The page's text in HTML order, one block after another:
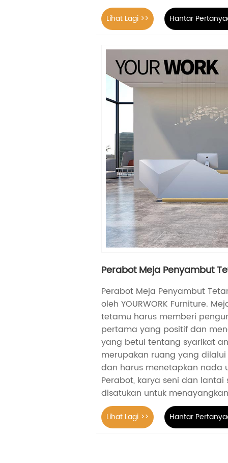
Lihat Lagi >> Hantar
Perabot Meja Penyambut
Perabot Meja Penyambut
oleh YOURWORK Furniture.
tetamu harus memberi
pertama yang positif dan
yang betul tentang syarikat
merupakan ruang yang
dan harus menetapkan nada
Perabot, karya seni dan
disatukan untuk
Lihat Lagi >> Hantar